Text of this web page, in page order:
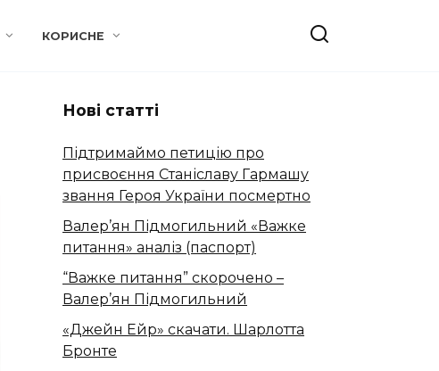
КОРИСНЕ
Нові статті
Підтримаймо петицію про
присвоєння Станіславу Гармашу
звання Героя України посмертно
Валер’ян Підмогильний «Важке
питання» аналіз (паспорт)
“Важке питання” скорочено –
Валер’ян Підмогильний
«Джейн Ейр» скачати. Шарлотта
Бронте